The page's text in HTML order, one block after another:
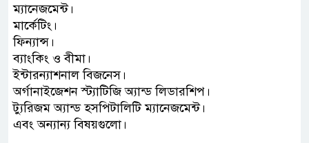
ম্যানেজমেন্ট।
মার্কেটিং।
ফিন্যান্স।
ব্যাংকিং ও বীমা।
ইন্টারন্যাশনাল বিজনেস।
অর্গানাইজেশন স্ট্যাটিজি অ্যান্ড লিডারশিপ।
ট্যুরিজম অ্যান্ড হসপিটালিটি ম্যানেজমেন্ট।
এবং অন্যান্য বিষয়গুলো।